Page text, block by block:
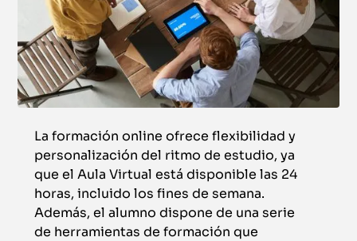
La formación online ofrece flexibilidad y
personalización del ritmo de estudio, ya
que el Aula Virtual está disponible las 24
horas, incluido los fines de semana.
Además, el alumno dispone de una serie
de herramientas de formación que